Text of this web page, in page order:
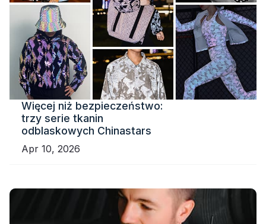
Więcej niż bezpieczeństwo:
trzy serie tkanin
odblaskowych Chinastars
Apr 10, 2026